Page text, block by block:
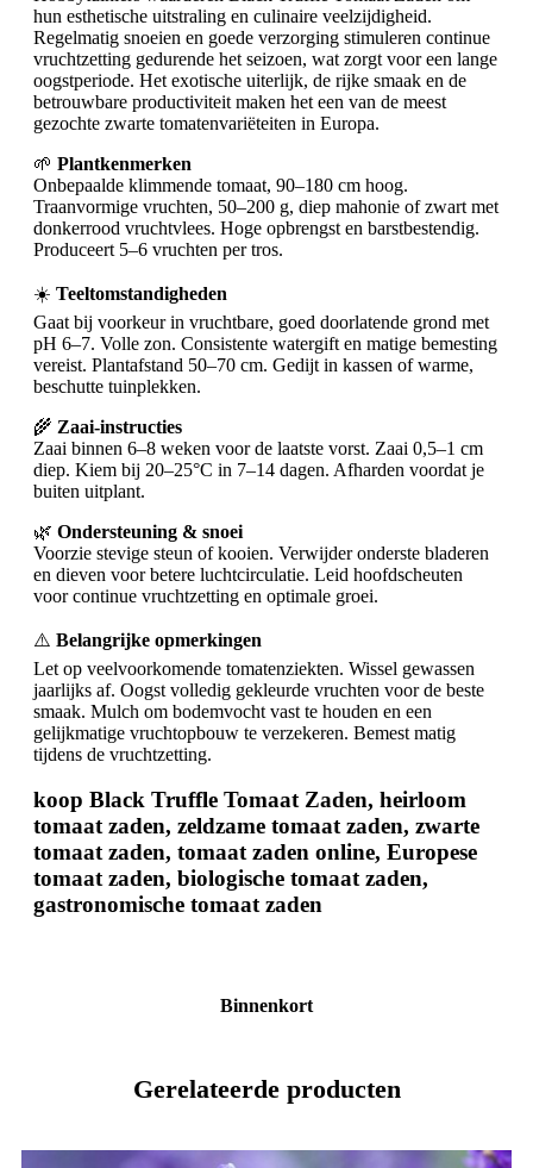
hun esthetische uitstraling en culinaire veelzijdigheid.
Regelmatig snoeien en goede verzorging stimuleren continue
vruchtzetting gedurende het seizoen, wat zorgt voor een lange
oogstperiode. Het exotische uiterlijk, de rijke smaak en de
betrouwbare productiviteit maken het een van de meest
gezochte zwarte tomatenvariëteiten in Europa.
🌱 Plantkenmerken
Onbepaalde klimmende tomaat, 90–180 cm hoog.
Traanvormige vruchten, 50–200 g, diep mahonie of zwart met
donkerrood vruchtvlees. Hoge opbrengst en barstbestendig.
Produceert 5–6 vruchten per tros.
☀️ Teeltomstandigheden
Gaat bij voorkeur in vruchtbare, goed doorlatende grond met
pH 6–7. Volle zon. Consistente watergift en matige bemesting
vereist. Plantafstand 50–70 cm. Gedijt in kassen of warme,
beschutte tuinplekken.
🌾 Zaai-instructies
Zaai binnen 6–8 weken voor de laatste vorst. Zaai 0,5–1 cm
diep. Kiem bij 20–25°C in 7–14 dagen. Afharden voordat je
buiten uitplant.
🌿 Ondersteuning & snoei
Voorzie stevige steun of kooien. Verwijder onderste bladeren
en dieven voor betere luchtcirculatie. Leid hoofdscheuten
voor continue vruchtzetting en optimale groei.
⚠️ Belangrijke opmerkingen
Let op veelvoorkomende tomatenziekten. Wissel gewassen
jaarlijks af. Oogst volledig gekleurde vruchten voor de beste
smaak. Mulch om bodemvocht vast te houden en een
gelijkmatige vruchtopbouw te verzekeren. Bemest matig
tijdens de vruchtzetting.
koop Black Truffle Tomaat Zaden, heirloom
tomaat zaden, zeldzame tomaat zaden, zwarte
tomaat zaden, tomaat zaden online, Europese
tomaat zaden, biologische tomaat zaden,
gastronomische tomaat zaden
Binnenkort
Gerelateerde producten